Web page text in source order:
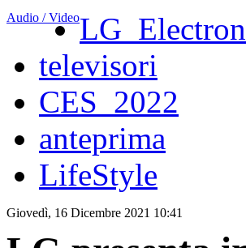
Audio / Video
televisori
CES_2022
anteprima
LifeStyle
Giovedì, 16 Dicembre 2021 10:41